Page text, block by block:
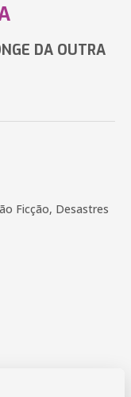
DA OUTRA
Ficção, Desastres